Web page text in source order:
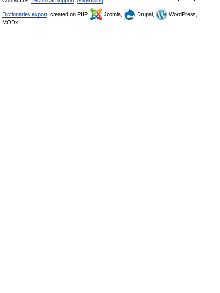
Dictionaries export , created on PHP, Joomla, Drupal,
WordPress,
MODx.